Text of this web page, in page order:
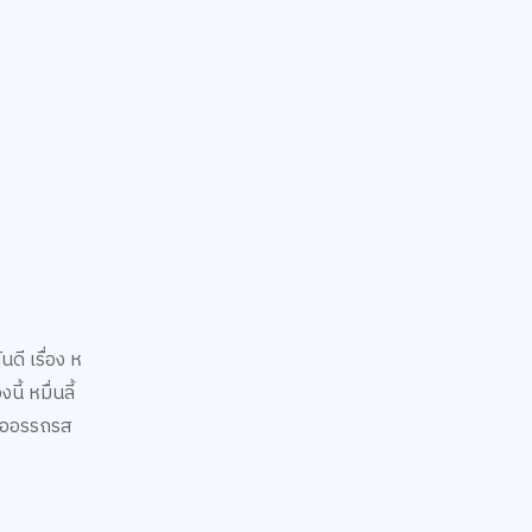
เรื่อง ห
นี้ หมื่นลี้
อรรถรส